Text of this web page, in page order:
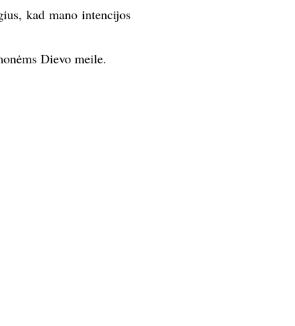
kad mano intencijos
Dievo meile.